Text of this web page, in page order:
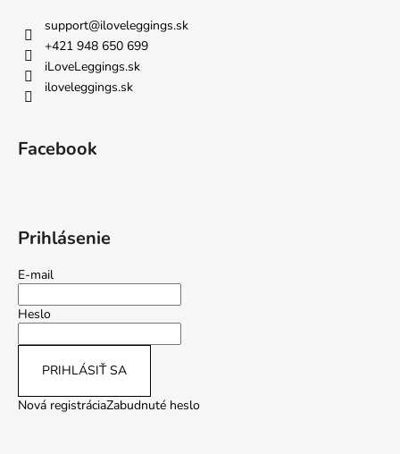
support@iloveleggings.sk
+421 948 650 699
iLoveLeggings.sk
iloveleggings.sk
Facebook
Prihlásenie
E-mail
Heslo
PRIHLÁSIŤ SA
Nová registráciaZabudnuté heslo